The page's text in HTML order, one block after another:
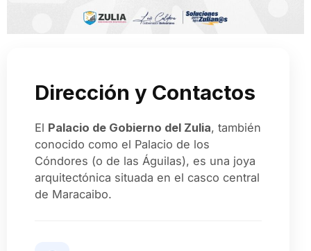
Dirección y Contactos
El Palacio de Gobierno del Zulia, también
conocido como el Palacio de los
Cóndores (o de las Águilas), es una joya
arquitectónica situada en el casco central
de Maracaibo.